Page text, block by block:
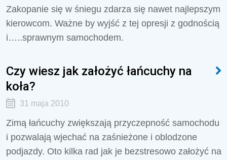
Zakopanie się w śniegu zdarza się nawet najlepszym
kierowcom. Ważne by wyjść z tej opresji z godnością
i…..sprawnym samochodem.
Czy wiesz jak założyć łańcuchy na
koła?
31 maja 2010
Zimą łańcuchy zwiększają przyczepność samochodu
i pozwalają wjechać na zaśnieżone i oblodzone
podjazdy. Oto kilka rad jak je bezstresowo założyć na